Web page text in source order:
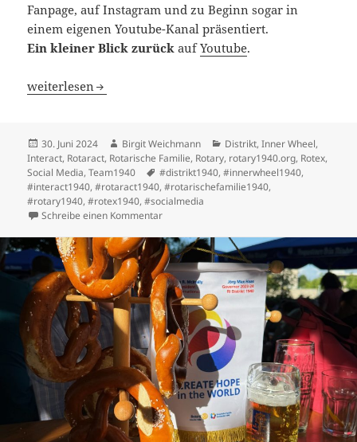
Fanpage, auf Instagram und zu Beginn sogar in
einem eigenen Youtube-Kanal präsentiert.
Ein kleiner Blick zurück aufYoutube.
Mission erfüllt: Rückblick und Adieu
weiterlesen
Veröffentlicht
am
30. Juni 2024 Autor
Birgit Weichmann Kategorien
Distrikt,Inner Wheel,
Interact, Rotaract, Rotarische Familie, Rotary, rotary1940.org, Rotex,
Social Media,Team1940 Schlagwörter
#distrikt1940,#innerwheel1940,
#interact1940,#rotaract1940,#rotarischefamilie1940,
#rotary1940,#rotex1940,#socialmedia
Schreibe einen Kommentarzu Mission erfüllt: Rückblick und Adieu